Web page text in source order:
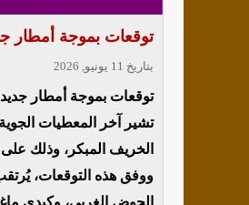
توقعات بموجة أمطار
بتاريخ 11 يونيو, 2026
توقعات بموجة أمطار
تشير آخر المعطيات
الخريف المبكر، وذلك
ووفق هذه التوقعات،
الحوض الغربي، وكيدي